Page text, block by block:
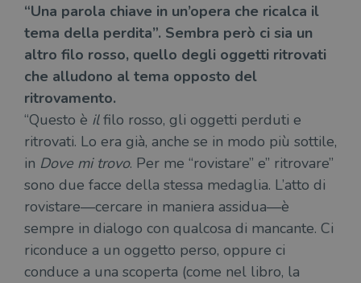
“Una parola chiave in un’opera che ricalca il
tema della perdita”. Sembra però ci sia un
altro filo rosso, quello degli oggetti ritrovati
che alludono al tema opposto del
ritrovamento.
“Questo è ilfilo rosso, gli oggetti perduti e
ritrovati. Lo era già, anche se in modo più sottile,
in Dove mi trovo. Per me “rovistare” e” ritrovare”
sono due facce della stessa medaglia. L’atto di
rovistare—cercare in maniera assidua—è
sempre in dialogo con qualcosa di mancante. Ci
riconduce a un oggetto perso, oppure ci
conduce a una scoperta (come nel libro, la